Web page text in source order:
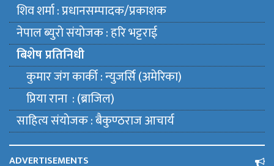
शिव शर्मा : प्रधानसम्पादक/प्रकाशक
नेपाल ब्युराे संयाेजक : हरि भट्टराई
बिशेष प्रतिनिधी
कुमार जंग कार्की : न्युजर्सि (अमेरिका)
प्रिया राना : (ब्राजिल)
साहित्य संयाेजक : बैकुण्ठराज आचार्य
ADVERTISEMENTS